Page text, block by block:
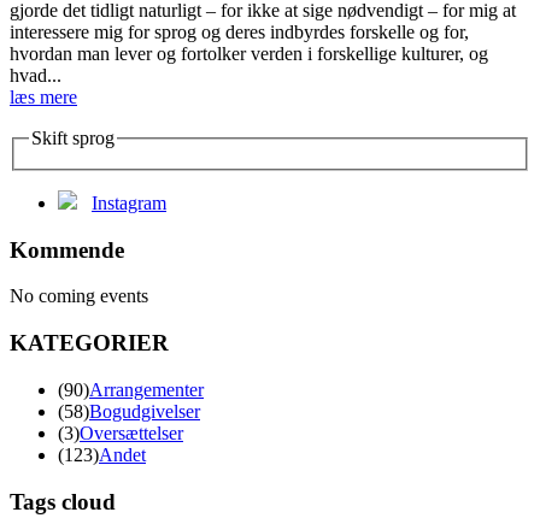
gjorde det tidligt naturligt – for ikke at sige nødvendigt – for mig at
interessere mig for sprog og deres indbyrdes forskelle og for,
hvordan man lever og fortolker verden i forskellige kulturer, og
hvad...
læs mere
Skift sprog
Instagram
Kommende
No coming events
KATEGORIER
(90)Arrangementer
(58)Bogudgivelser
(3)Oversættelser
(123)Andet
Tags cloud